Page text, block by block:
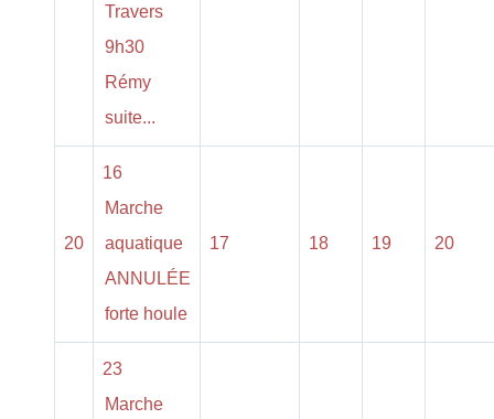
Travers
9h30
Rémy
suite...
20
16
Marche
aquatique
ANNULÉE
forte houle
17 18 19 20
23
Marche